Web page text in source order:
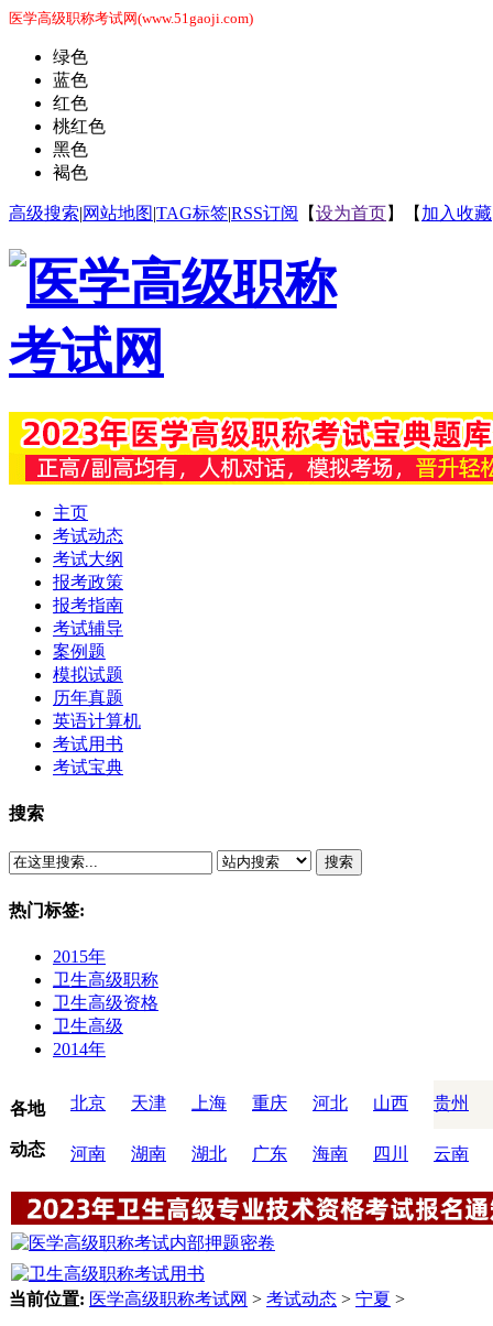
医学高级职称考试网(www.51gaoji.com)
绿色
蓝色
红色
桃红色
黑色
褐色
高级搜索|网站地图|TAG标签|RSS订阅 【设为首页】【 加入收藏
主页
考试动态
考试大纲
报考政策
报考指南
考试辅导
案例题
模拟试题
历年真题
英语计算机
考试用书
考试宝典
搜索
搜索
热门标签:
2015年
卫生高级职称
卫生高级资格
卫生高级
2014年
各地
动态
北京 天津 上海 重庆 河北 山西 贵州
河南 湖南 湖北 广东 海南 四川 云南
当前位置: 医学高级职称考试网 > 考试动态 > 宁夏 >